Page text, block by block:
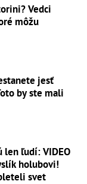
Vedci
môžu
jesť
by ste mali
len ľudí: VIDEO
holubovi!
svet